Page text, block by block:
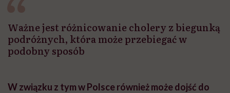
Ważne jest różnicowanie cholery z biegunką
podróżnych, która może przebiegać w
podobny sposób
W związku z tym w Polsce również może dojść do